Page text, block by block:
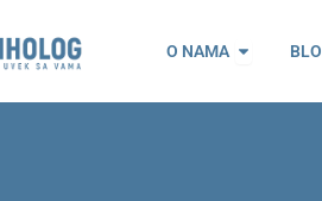
O NAMA Open O